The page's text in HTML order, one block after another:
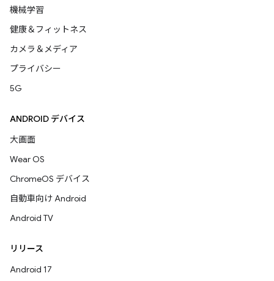
機械学習
健康＆フィットネス
カメラ＆メディア
プライバシー
5G
ANDROID デバイス
大画面
Wear OS
ChromeOS デバイス
自動車向け Android
Android TV
リリース
Android 17